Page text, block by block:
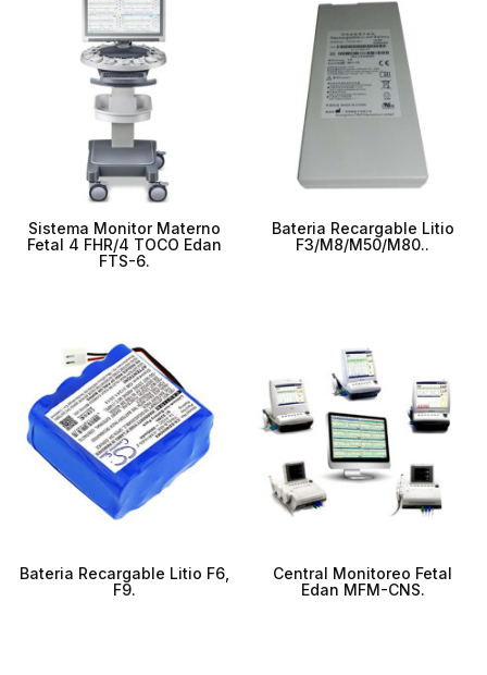
Sistema Monitor Materno
Fetal 4 FHR/4 TOCO Edan
FTS-6.
Bateria Recargable Litio
F3/M8/M50/M80..
Bateria Recargable Litio F6,
F9.
Central Monitoreo Fetal
Edan MFM-CNS.